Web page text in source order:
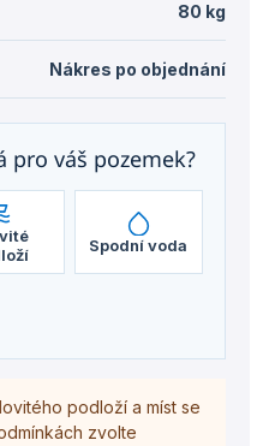
80 kg
Nákres po objednání
pro váš pozemek?
Spodní voda
podloží a míst se
zvolte